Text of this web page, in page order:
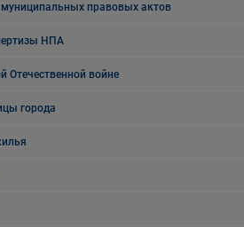
правовых актов
НПА
Отечественной войне
города